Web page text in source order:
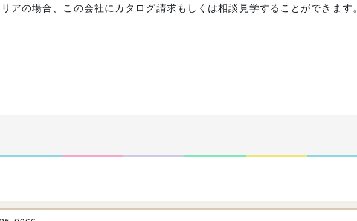
アの場合、この会社にカタログ請求もしくは相談見学することができます。